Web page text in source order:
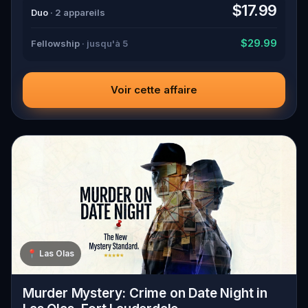
Duo · 2 appareils $17.99
Fellowship · jusqu'à 5 $29.99
Voir cette affaire
📍 Las Olas
Murder Mystery: Crime on Date Night in